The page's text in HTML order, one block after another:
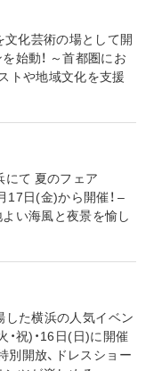
文化芸術の場として開
始動！ ～首都圏にお
トや地域文化を支援
にて 夏のフェア
17日(金)から開催！ –
い海風と夜景を愉し
した横浜の人気イベン
・祝)・16日(日)に開催
別開放、ドレスショー